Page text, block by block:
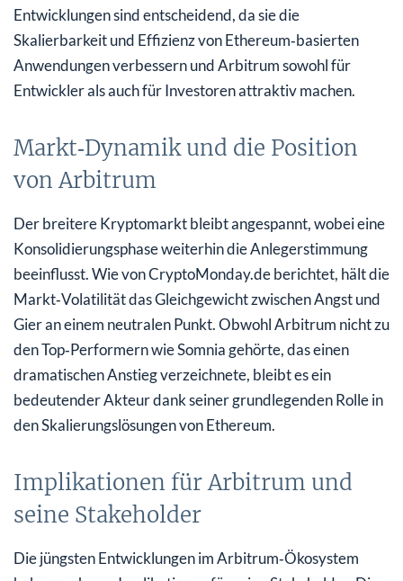
Entwicklungen sind entscheidend, da sie die
Skalierbarkeit und Effizienz von Ethereum‑basierten
Anwendungen verbessern und Arbitrum sowohl für
Entwickler als auch für Investoren attraktiv machen.
Markt‑Dynamik und die Position
von Arbitrum
Der breitere Kryptomarkt bleibt angespannt, wobei eine
Konsolidierungsphase weiterhin die Anlegerstimmung
beeinflusst. Wie von CryptoMonday.de berichtet, hält die
Markt‑Volatilität das Gleichgewicht zwischen Angst und
Gier an einem neutralen Punkt. Obwohl Arbitrum nicht zu
den Top‑Performern wie Somnia gehörte, das einen
dramatischen Anstieg verzeichnete, bleibt es ein
bedeutender Akteur dank seiner grundlegenden Rolle in
den Skalierungslösungen von Ethereum.
Implikationen für Arbitrum und
seine Stakeholder
Die jüngsten Entwicklungen im Arbitrum‑Ökosystem